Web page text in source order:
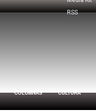
RSS
COLUMNAS CULTURA